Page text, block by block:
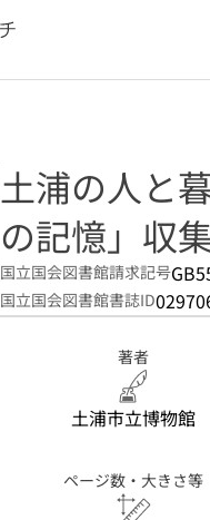
土浦の人と
の記憶」収
国立国会図書館請求記号
国立国会図書館書誌ID
著者
土浦市立博物館
ページ数・大きさ等